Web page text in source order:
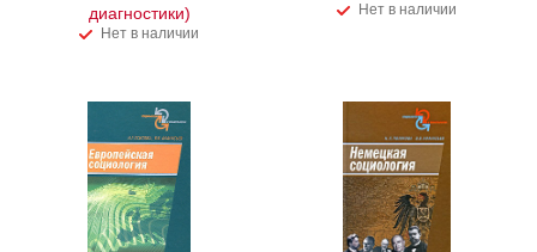
диагностики)
Нет в наличии
Нет в наличии